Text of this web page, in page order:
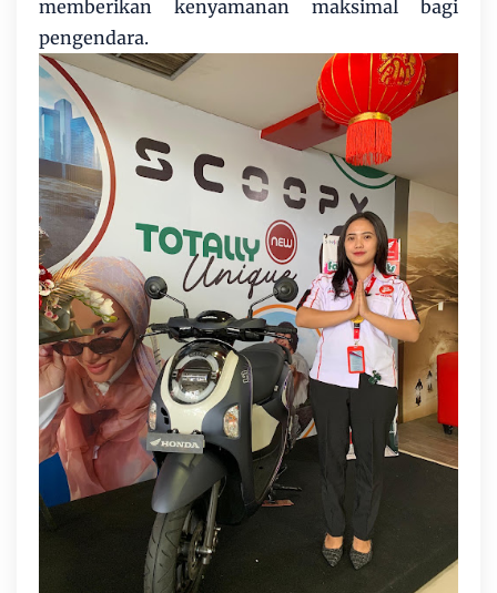
memberikan kenyamanan maksimal bagi
pengendara.